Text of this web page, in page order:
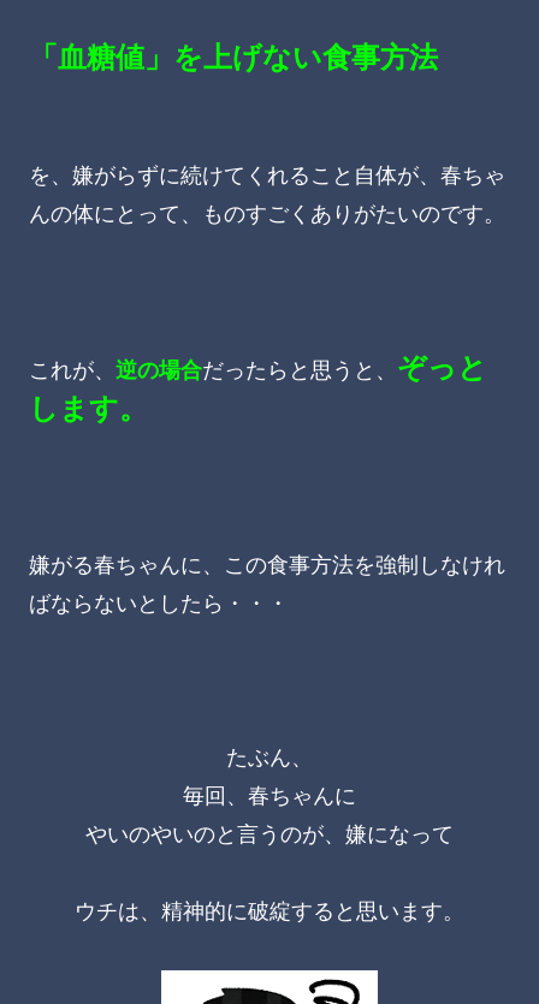
「血糖値」を上げない食事方法
を、嫌がらずに続けてくれること自体が、春ちゃ
んの体にとって、ものすごくありがたいのです。
これが、 逆の場合だったらと思うと、 ぞっと
します。
嫌がる春ちゃんに、この食事方法を強制しなけれ
ばならないとしたら・・・
たぶん、
毎回、春ちゃんに
やいのやいのと言うのが、嫌になって
ウチは、精神的に破綻すると思います。